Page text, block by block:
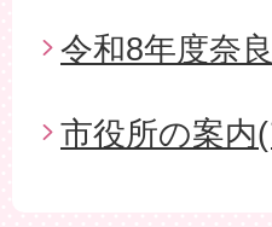
令和8年度奈
市役所の案内